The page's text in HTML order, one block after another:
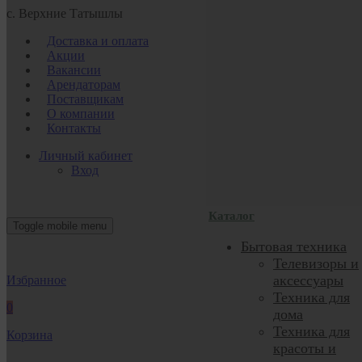
с. Верхние Татышлы
Доставка и оплата
Акции
Вакансии
Арендаторам
Поставщикам
О компании
Контакты
Личный кабинет
Вход
Toggle mobile menu
Каталог
Бытовая техника
Телевизоры и
аксессуары
Техника для
дома
Техника для
красоты и
Избранное
0
Корзина